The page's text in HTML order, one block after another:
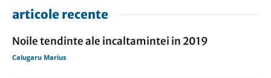
articole recente
Noile tendinte ale incaltamintei in 2019
Calugaru Marius